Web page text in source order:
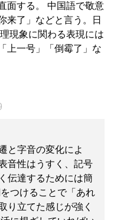
面する。 中国語で敬意
来了」などと言う。日
現象に関わる表現には
上一号」「倒霉了」な
と字音の変化によ
音性はうすく、記号
伝達するためには簡
つけることで「あれ
り立てた感じが強く